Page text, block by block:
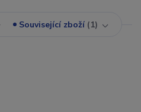
Související zboží 1